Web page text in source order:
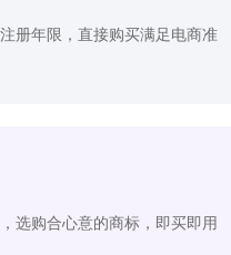
册年限，直接购买满足电商准
选购合心意的商标，即买即用